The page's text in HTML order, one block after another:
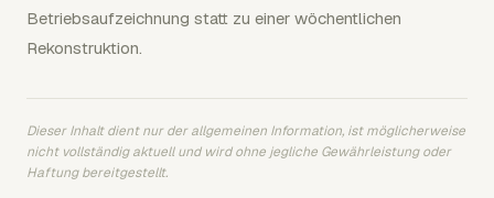
Betriebsaufzeichnung statt zu einer wöchentlichen
Rekonstruktion.
Dieser Inhalt dient nur der allgemeinen Information, ist möglicherweise
nicht vollständig aktuell und wird ohne jegliche Gewährleistung oder
Haftung bereitgestellt.